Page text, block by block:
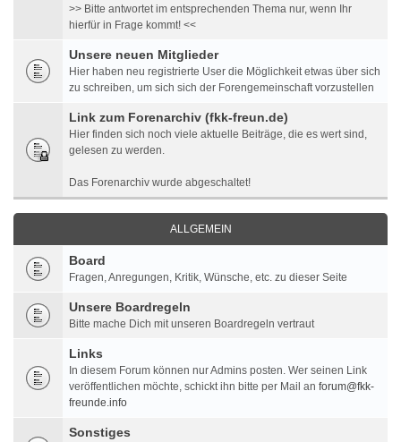
>> Bitte antwortet im entsprechenden Thema nur, wenn Ihr
hierfür in Frage kommt! <<
Unsere neuen Mitglieder
Hier haben neu registrierte User die Möglichkeit etwas über sich
zu schreiben, um sich sich der Forengemeinschaft vorzustellen
Link zum Forenarchiv (fkk-freun.de)
Hier finden sich noch viele aktuelle Beiträge, die es wert sind,
gelesen zu werden.
Das Forenarchiv wurde abgeschaltet!
ALLGEMEIN
Board
Fragen, Anregungen, Kritik, Wünsche, etc. zu dieser Seite
Unsere Boardregeln
Bitte mache Dich mit unseren Boardregeln vertraut
Links
In diesem Forum können nur Admins posten. Wer seinen Link
veröffentlichen möchte, schickt ihn bitte per Mail an forum@fkk-
freunde.info
Sonstiges